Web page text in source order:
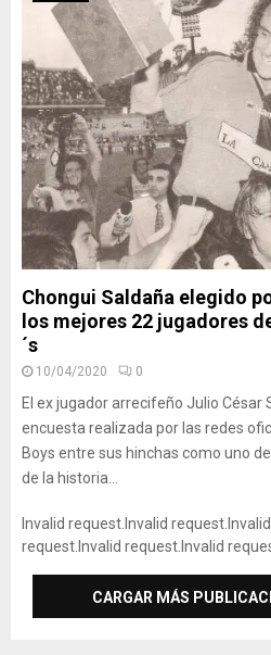
Chongui Saldaña elegido
los mejores 22 jugadores
´s
10/04/2020 0
El ex jugador arrecifeño Julio César
encuesta realizada por las redes
Boys entre sus hinchas como uno
de la historia...
Invalid request. Invalid request.
request. Invalid request. Invalid
CARGAR MÁS